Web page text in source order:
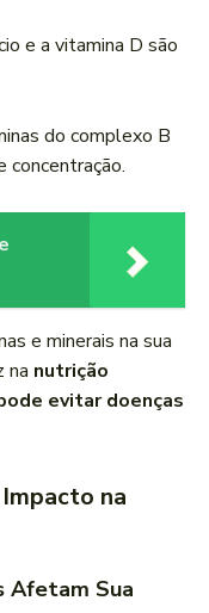
e a vitamina D são
do complexo B
concentração.
e minerais na sua
na nutrição
evitar doenças
na
Afetam Sua